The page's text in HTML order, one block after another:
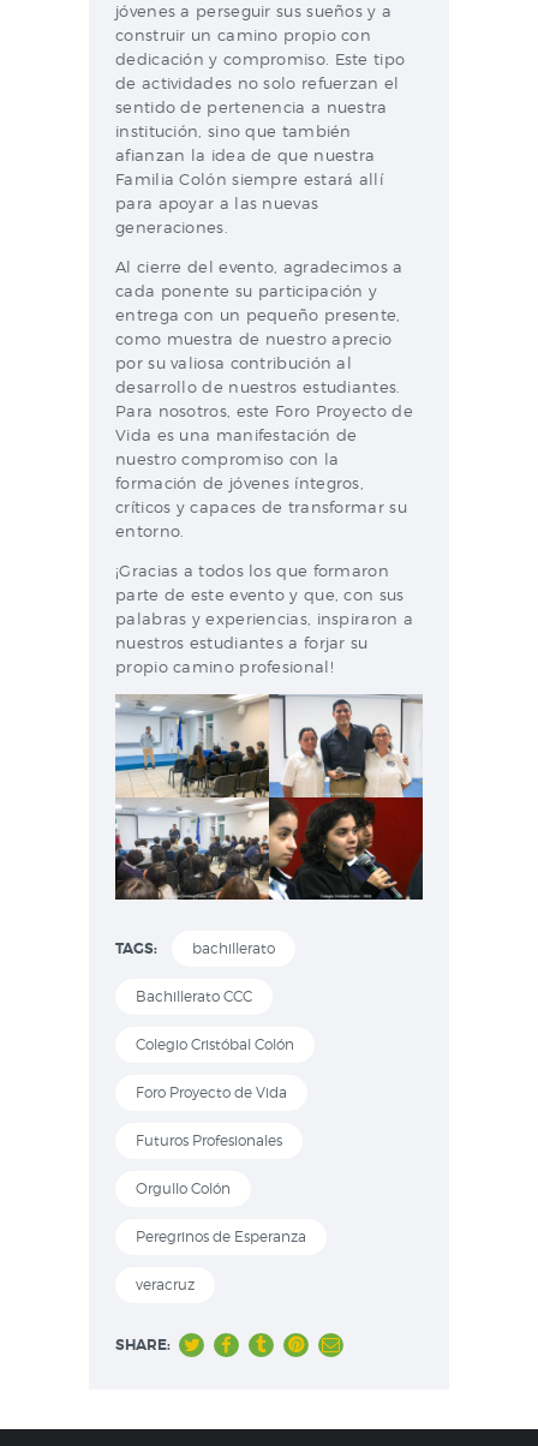
jóvenes a perseguir sus sueños y a
construir un camino propio con
dedicación y compromiso. Este tipo
de actividades no solo refuerzan el
sentido de pertenencia a nuestra
institución, sino que también
afianzan la idea de que nuestra
Familia Colón siempre estará allí
para apoyar a las nuevas
generaciones.
Al cierre del evento, agradecimos a
cada ponente su participación y
entrega con un pequeño presente,
como muestra de nuestro aprecio
por su valiosa contribución al
desarrollo de nuestros estudiantes.
Para nosotros, este Foro Proyecto de
Vida es una manifestación de
nuestro compromiso con la
formación de jóvenes íntegros,
críticos y capaces de transformar su
entorno.
¡Gracias a todos los que formaron
parte de este evento y que, con sus
palabras y experiencias, inspiraron a
nuestros estudiantes a forjar su
propio camino profesional!
TAGS: bachillerato
Bachillerato CCC
Colegio Cristóbal Colón
Foro Proyecto de Vida
Futuros Profesionales
Orgullo Colón
Peregrinos de Esperanza
veracruz
SHARE: